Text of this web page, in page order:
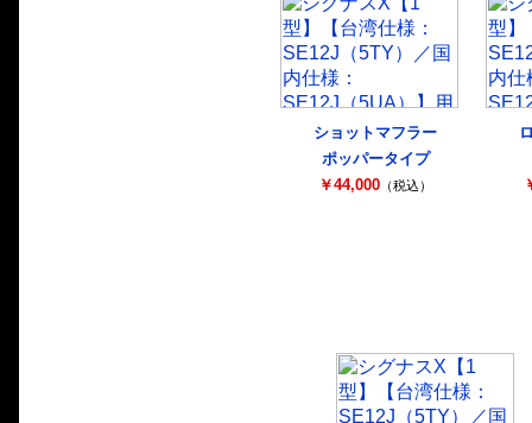
ショットマフラー
ポッパータイプ
￥44,000 （税込）